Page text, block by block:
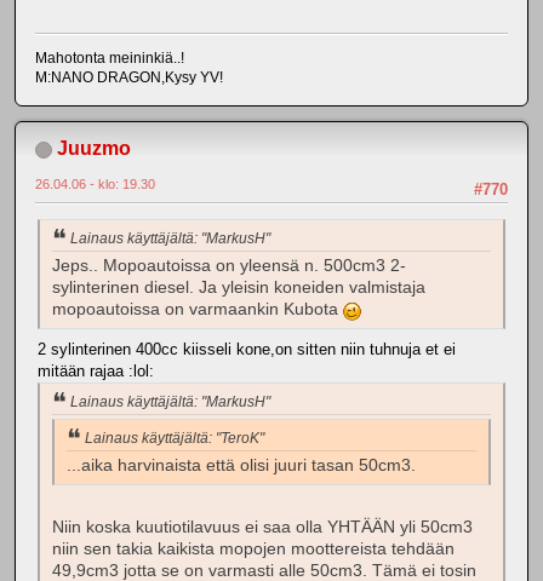
Mahotonta meininkiä..!
M:NANO DRAGON,Kysy YV!
Juuzmo
#770
26.04.06 - klo: 19.30
Lainaus käyttäjältä: "MarkusH"
Jeps.. Mopoautoissa on yleensä n. 500cm3 2-
sylinterinen diesel. Ja yleisin koneiden valmistaja
mopoautoissa on varmaankin Kubota
2 sylinterinen 400cc kiisseli kone,on sitten niin tuhnuja et ei
mitään rajaa :lol:
Lainaus käyttäjältä: "MarkusH"
Lainaus käyttäjältä: "TeroK"
...aika harvinaista että olisi juuri tasan 50cm3.
Niin koska kuutiotilavuus ei saa olla YHTÄÄN yli 50cm3
niin sen takia kaikista mopojen moottereista tehdään
49,9cm3 jotta se on varmasti alle 50cm3. Tämä ei tosin